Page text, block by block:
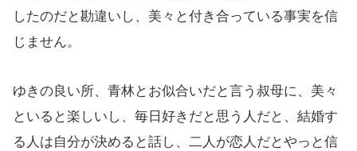
したのだと勘違いし、美々と付き合っている事実を信
じません。
ゆきの良い所、青林とお似合いだと言う叔母に、美々
といると楽しいし、毎日好きだと思う人だと、結婚す
る人は自分が決めると話し、二人が恋人だとやっと信